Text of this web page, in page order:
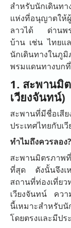
สำหรับนักเดินท
แห่งที่อนุญาตให้
ลาวได้ ด่านพร
บ้าน เช่น ไทยแ
นักเดินทางในภู
พรมแดนทางบก
1. สะพานมิ
เวียงจันทน์)
สะพานที่มีชื่อเสี
ประเทศไทยกับเ
ทำไมถึงควรลอง?
สะพานมิตรภาพ
ที่สุด ดังนั้นจึงเห
สถานที่ท่องเที่ย
เวียงจันทน์ ควา
นี้เหมาะสำหรับนั
โดยตรงและมีป